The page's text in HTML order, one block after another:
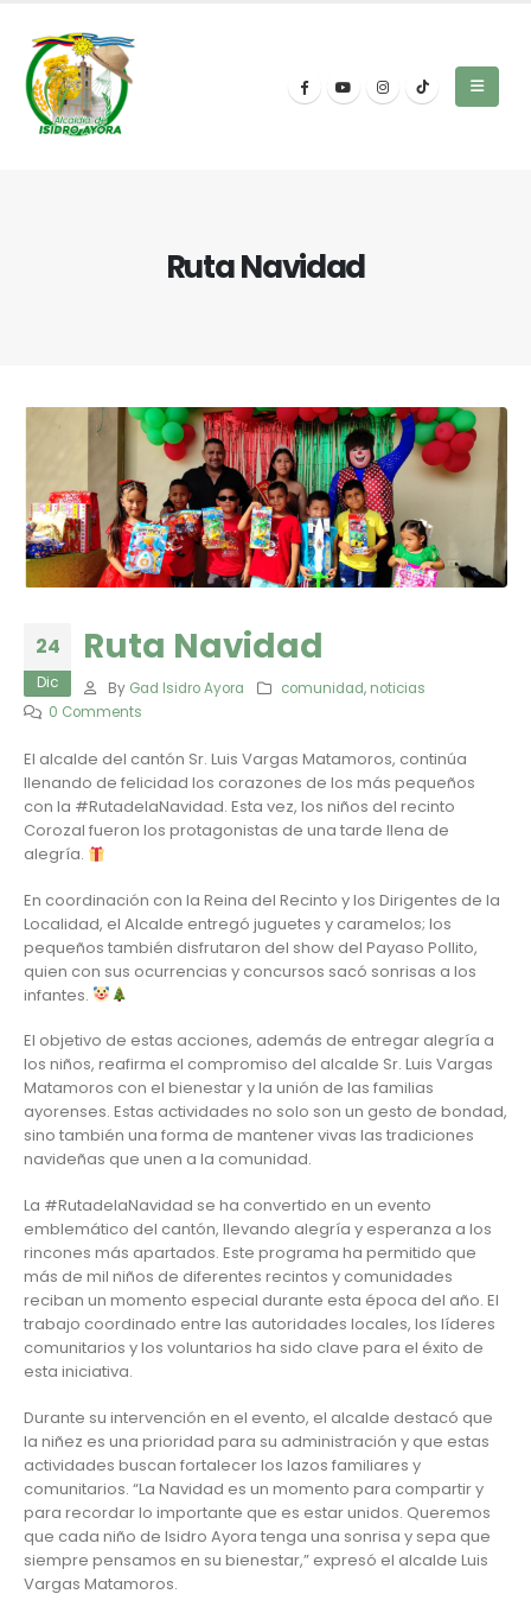
Ruta Navidad
24
Dic
Ruta Navidad
By Gad Isidro Ayora comunidad, noticias
0 Comments
El alcalde del cantón Sr. Luis Vargas Matamoros, continúa
llenando de felicidad los corazones de los más pequeños
con la #RutadelaNavidad. Esta vez, los niños del recinto
Corozal fueron los protagonistas de una tarde llena de
alegría.
En coordinación con la Reina del Recinto y los Dirigentes de la
Localidad, el Alcalde entregó juguetes y caramelos; los
pequeños también disfrutaron del show del Payaso Pollito,
quien con sus ocurrencias y concursos sacó sonrisas a los
infantes.
El objetivo de estas acciones, además de entregar alegría a
los niños, reafirma el compromiso del alcalde Sr. Luis Vargas
Matamoros con el bienestar y la unión de las familias
ayorenses. Estas actividades no solo son un gesto de bondad,
sino también una forma de mantener vivas las tradiciones
navideñas que unen a la comunidad.
La #RutadelaNavidad se ha convertido en un evento
emblemático del cantón, llevando alegría y esperanza a los
rincones más apartados. Este programa ha permitido que
más de mil niños de diferentes recintos y comunidades
reciban un momento especial durante esta época del año. El
trabajo coordinado entre las autoridades locales, los líderes
comunitarios y los voluntarios ha sido clave para el éxito de
esta iniciativa.
Durante su intervención en el evento, el alcalde destacó que
la niñez es una prioridad para su administración y que estas
actividades buscan fortalecer los lazos familiares y
comunitarios. “La Navidad es un momento para compartir y
para recordar lo importante que es estar unidos. Queremos
que cada niño de Isidro Ayora tenga una sonrisa y sepa que
siempre pensamos en su bienestar,” expresó el alcalde Luis
Vargas Matamoros.